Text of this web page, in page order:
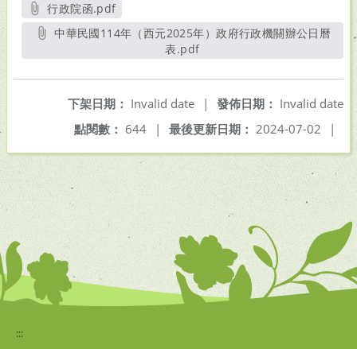
行政院函.pdf
另開新視窗
中華民國114年（西元2025年）政府行政機關辦公日曆
表.pdf另開新視窗
發佈日期： Invalid date
下架日期： Invalid date
|
最後更新日期： 2024-07-02 |
點閱數： 644 |
:::